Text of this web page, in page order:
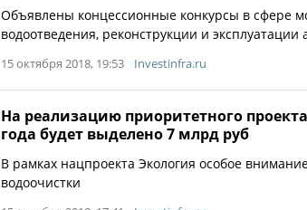
Объявлены концессионные конкурсы в сфере
водоотведения, реконструкции и
15 октября 2018, 19:53 Investinfra.ru
На реализацию приоритетного
года будет выделено 7 млрд руб
В рамках нацпроекта Экология особое
водоочистки